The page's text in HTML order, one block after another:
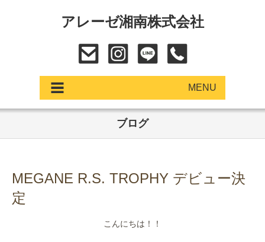
アレーゼ湘南株式会社
MENU
中古車
ブログ
MEGANE R.S. TROPHY デビュー決
定
こんにちは！！